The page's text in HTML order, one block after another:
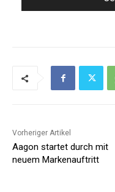
Vorheriger Artikel
Aagon startet durch mit
neuem Markenauftritt